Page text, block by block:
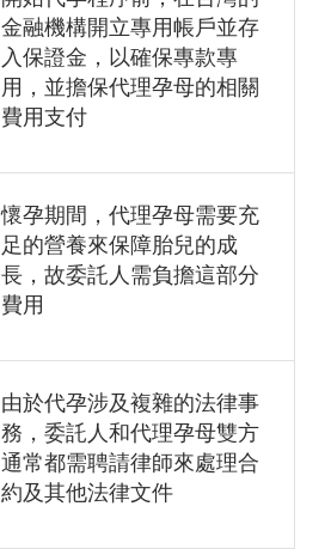
金融機構開立專用帳戶並存
入保證金，以確保專款專
用，並擔保代理孕母的相關
費用支付
懷孕期間，代理孕母需要充
足的營養來保障胎兒的成
長，故委託人需負擔這部分
費用
由於代孕涉及複雜的法律事
務，委託人和代理孕母雙方
通常都需聘請律師來處理合
約及其他法律文件